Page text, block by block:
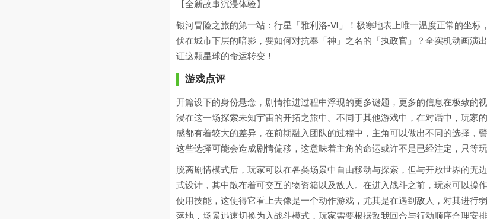
【全新故事沉浸体验】
银河冒险之旅的第一站：行星「雅利洛-Ⅵ」！极寒地表上唯一温度正常的坐标
伏在城市下层的暗影，要如何对抗奉「神」之名的「执政官」？全实机动画演
证这颗星球的命运转变！
游戏点评
开篇设下的身份悬念，剧情推进过程中浮现的更多谜题，更多的信息在极致的
浸在这一场探索未知宇宙的开拓之旅中。不同于其他游戏中，在对话中，玩家
感都有着较大的差异，在前期融入团队的过程中，主角可以做出不同的选择，
这些选择可能会造成剧情偏移，这意味着主角的命运或许不是已经注定，只等
脱离剧情模式后，玩家可以在各类场景中自由移动与探索，但与开放世界的无
式设计，其中散布着可交互的物资箱以及敌人。在进入战斗之前，玩家可以操
使用技能，这使得它看上去像是一个动作游戏，尤其是在遇到敌人，对其进行
落地，场景迅速切换为入战斗模式，玩家需要根据敌我回合与行动顺序合理安